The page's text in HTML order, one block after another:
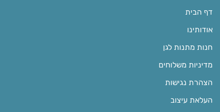
דף הבית
אודותינו
חנות מתנות לגן
מדיניות משלוחים
הצהרת נגישות
העלאת עיצוב